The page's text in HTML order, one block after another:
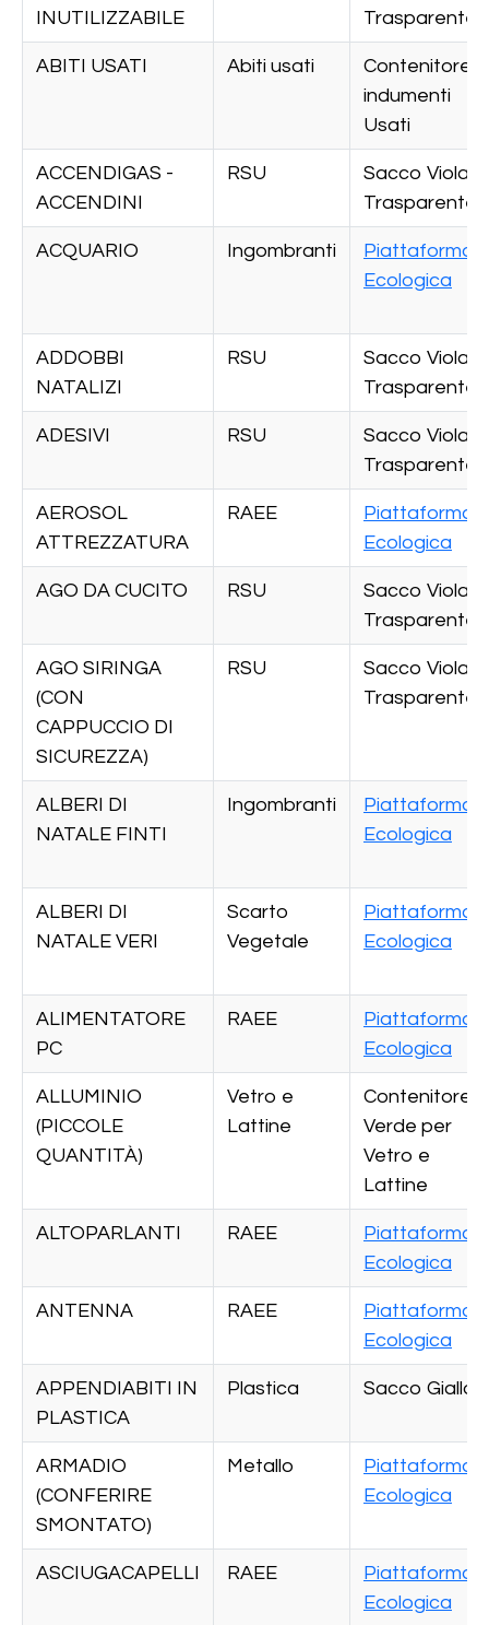
INUTILIZZABILE
Trasparente
ABITI USATI Abiti usati
Contenitore
indumenti
Usati
ACCENDIGAS -
ACCENDINI
RSU
Sacco Viola
Trasparente
ACQUARIO Ingombranti
Piattaforma
Ecologica
ADDOBBI
NATALIZI
RSU
Sacco Viola
Trasparente
ADESIVI RSU
Sacco Viola
Trasparente
AEROSOL
ATTREZZATURA
RAEE
Piattaforma
Ecologica
AGO DA CUCITO RSU
Sacco Viola
Trasparente
AGO SIRINGA
(CON
CAPPUCCIO DI
SICUREZZA)
RSU
Sacco Viola
Trasparente
ALBERI DI
NATALE FINTI
Ingombranti
Piattaforma
Ecologica
ALBERI DI
NATALE VERI
Scarto
Vegetale
Piattaforma
Ecologica
ALIMENTATORE
PC
RAEE
Piattaforma
Ecologica
ALLUMINIO
(PICCOLE
QUANTITÀ)
Vetro e
Lattine
Contenitore
Verde per
Vetro e
Lattine
ALTOPARLANTI RAEE
Piattaforma
Ecologica
ANTENNA RAEE
Piattaforma
Ecologica
APPENDIABITI IN
PLASTICA
Plastica Sacco Giallo
ARMADIO
(CONFERIRE
SMONTATO)
Metallo
Piattaforma
Ecologica
ASCIUGACAPELLI RAEE
Piattaforma
Ecologica